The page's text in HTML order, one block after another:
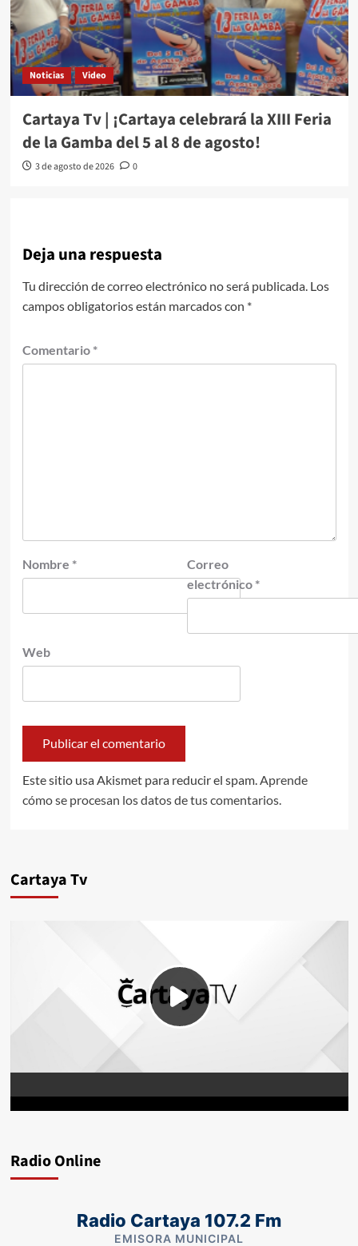
Noticias Video
Cartaya Tv | ¡Cartaya celebrará la XIII Feria
de la Gamba del 5 al 8 de agosto!
3 de agosto de 2026 0
Deja una respuesta
Tu dirección de correo electrónico no será publicada. Los
campos obligatorios están marcados con *
Comentario *
Nombre *
Correo
electrónico *
Web
Este sitio usa Akismet para reducir el spam. Aprende
cómo se procesan los datos de tus comentarios.
Cartaya Tv
Radio Online
Radio Cartaya 107.2 Fm
EMISORA MUNICIPAL